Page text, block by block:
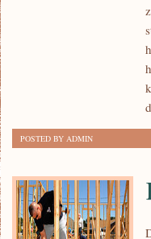
POSTED BY ADMIN